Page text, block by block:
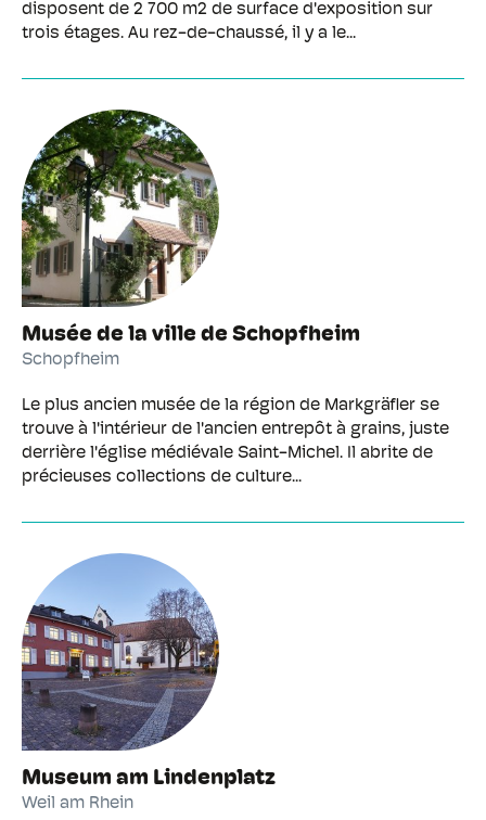
disposent de 2 700 m2 de surface d'exposition sur
trois étages. Au rez-de-chaussé, il y a le...
Musée de la ville de Schopfheim
Schopfheim
Le plus ancien musée de la région de Markgräfler se
trouve à l'intérieur de l'ancien entrepôt à grains, juste
derrière l'église médiévale Saint-Michel. Il abrite de
précieuses collections de culture...
Museum am Lindenplatz
Weil am Rhein